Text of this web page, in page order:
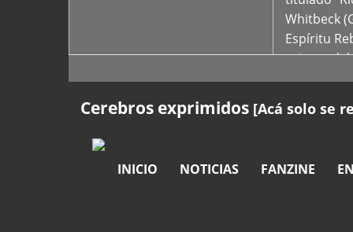
Whitbeck
Espíritu
oriente
Cerebros exprimidos [Acá solo se
INICIO NOTICIAS FANZINE